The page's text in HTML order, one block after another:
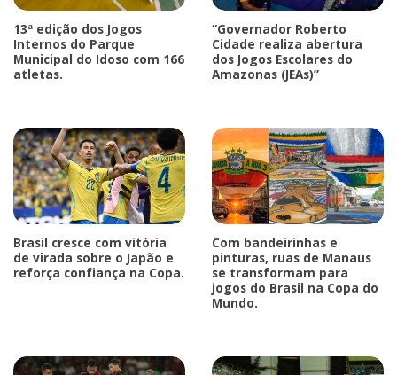
13ª edição dos Jogos
Internos do Parque
Municipal do Idoso com 166
atletas.
“Governador Roberto
Cidade realiza abertura
dos Jogos Escolares do
Amazonas (JEAs)”
Brasil cresce com vitória
de virada sobre o Japão e
reforça confiança na Copa.
Com bandeirinhas e
pinturas, ruas de Manaus
se transformam para
jogos do Brasil na Copa do
Mundo.